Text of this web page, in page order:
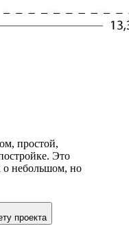
простой,
Это
небольшом, но
проекта